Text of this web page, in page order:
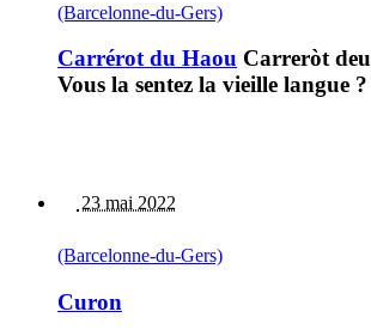
(Barcelonne-du-Gers)
Carrérot du Haou Carreròt
Vous la sentez la vieille langue
23 mai 2022
(Barcelonne-du-Gers)
Curon